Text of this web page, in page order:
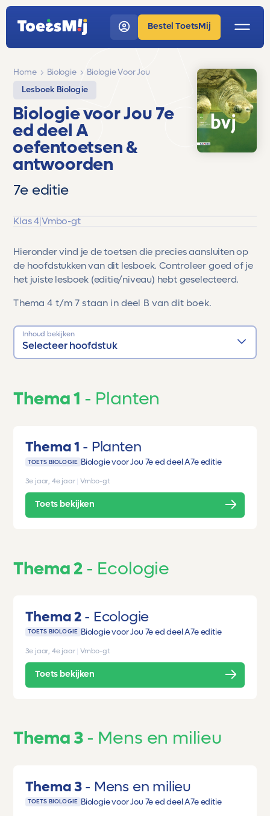
Bestel ToetsMij
Home Biologie
Biologie Voor Jou
Lesboek Biologie
Biologie voor Jou 7e
ed deel A
oefentoetsen &
antwoorden
7e editie
Klas 4|Vmbo-gt
Hieronder vind je de toetsen die precies aansluiten op
de hoofdstukken van dit lesboek. Controleer goed of je
het juiste lesboek (editie/niveau) hebt geselecteerd.
Thema 4 t/m 7 staan in deel B van dit boek.
Inhoud bekijken
Selecteer hoofdstuk
Thema 1 Planten
Thema 1 Planten
TOETS BIOLOGIE Biologie voor Jou 7e ed deel A7e editie
3e jaar, 4e jaar Vmbo-gt
Toets bekijken
Thema 2 Ecologie
Thema 2 Ecologie
TOETS BIOLOGIE Biologie voor Jou 7e ed deel A7e editie
3e jaar, 4e jaar Vmbo-gt
Toets bekijken
Thema 3 Mens en milieu
Thema 3 Mens en milieu
TOETS BIOLOGIE Biologie voor Jou 7e ed deel A7e editie